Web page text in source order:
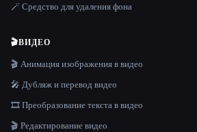
🪄 Средство для удаления фона
🎬ВИДЕО
🎬 Анимация изображения в видео
🎤 Дубляж и перевод видео
🎞️ Преобразование текста в видео
🎬 Редактирование видео